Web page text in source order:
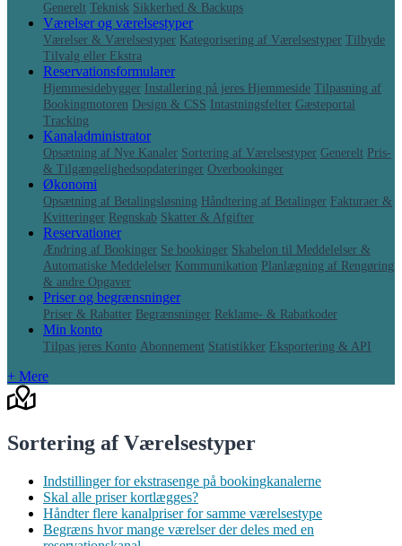
Generelt Teknisk Sikkerhed & Backups
Værelser og værelsestyper
Værelser & Værelsestyper Kategorisering af Værelsestyper Tilbyde
Tilvalg eller Ekstra
Reservationsformularer
Hjemmesidebygger Installering på jeres Hjemmeside Tilpasning af
Bookingmotoren Design & CSS Intastningsfelter Gæsteportal
Tracking
Kanaladministrator
Opsætning af Nye Kanaler Sortering af Værelsestyper Generelt Pris-
& Tilgængelighedsopdateringer Overbookinger
Økonomi
Opsætning af Betalingsløsning Håndtering af Betalinger Fakturaer &
Kvitteringer Regnskab Skatter & Afgifter
Reservationer
Ændring af Bookinger Se bookinger Skabelon til Meddelelser &
Automatiske Meddelelser Kommunikation Planlægning af Rengøring
& andre Opgaver
Priser og begrænsninger
Priser & Rabatter Begrænsninger Reklame- & Rabatkoder
Min konto
Tilpas jeres Konto Abonnement Statistikker Eksportering & API
+ Mere
Sortering af Værelsestyper
Indstillinger for ekstrasenge på bookingkanalerne
Skal alle priser kortlægges?
Håndter flere kanalpriser for samme værelsestype
Begræns hvor mange værelser der deles med en